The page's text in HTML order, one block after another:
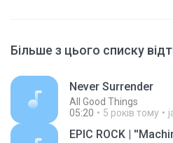
Більше з цього списку
Never Surrender
All Good Things
05:20
5 років тому